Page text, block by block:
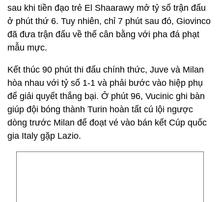
sau khi tiền đạo trẻ El Shaarawy mở tỷ số trận đấu
ở phút thứ 6. Tuy nhiên, chỉ 7 phút sau đó, Giovinco
đã đưa trận đấu về thế cân bằng với pha đá phạt
mẫu mực.
Kết thúc 90 phút thi đấu chính thức, Juve và Milan
hòa nhau với tỷ số 1-1 và phải bước vào hiệp phụ
để giải quyết thắng bại. Ở phút 96, Vucinic ghi bàn
giúp đội bóng thành Turin hoàn tất cú lội ngược
dòng trước Milan để đoạt vé vào bán kết Cúp quốc
gia Italy gặp Lazio.